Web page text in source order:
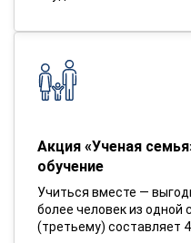
Акция «Ученая
обучение
Учиться вместе —
более человек из одной
(третьему) составляет